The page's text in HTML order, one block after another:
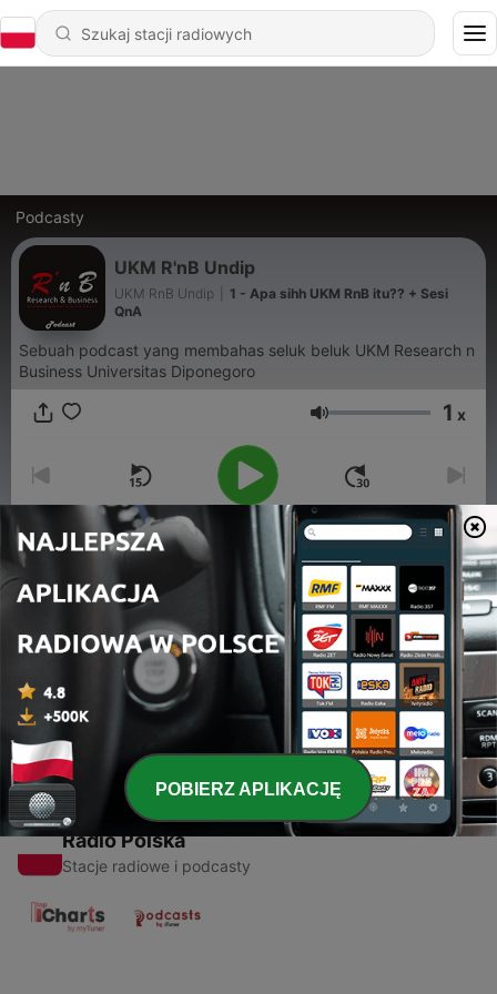
Podcasty
UKM R'nB Undip
UKM RnB Undip
1 - Apa sihh UKM RnB itu?? + Sesi
QnA
Sebuah podcast yang membahas seluk beluk UKM Research n
Business Universitas Diponegoro
Głośność 1 x
00:00
Apa sihh UKM RnB itu?? + Sesi QnA
09 lis 2020
Radio Polska
Stacje radiowe i podcasty
POBIERZ APLIKACJĘ